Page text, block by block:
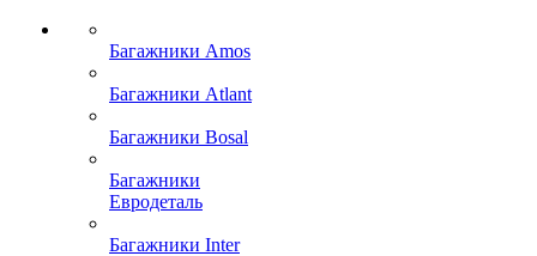
Багажники Amos
Багажники Atlant
Багажники Bosal
Багажники
Евродеталь
Багажники Inter